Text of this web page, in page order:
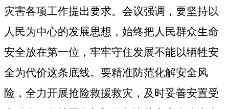
灾害各项工作提出要求。会议强调，要坚持以
人民为中心的发展思想，始终把人民群众生命
安全放在第一位，牢牢守住发展不能以牺牲安
全为代价这条底线。要精准防范化解安全风
险，全力开展抢险救援救灾，及时妥善安置受